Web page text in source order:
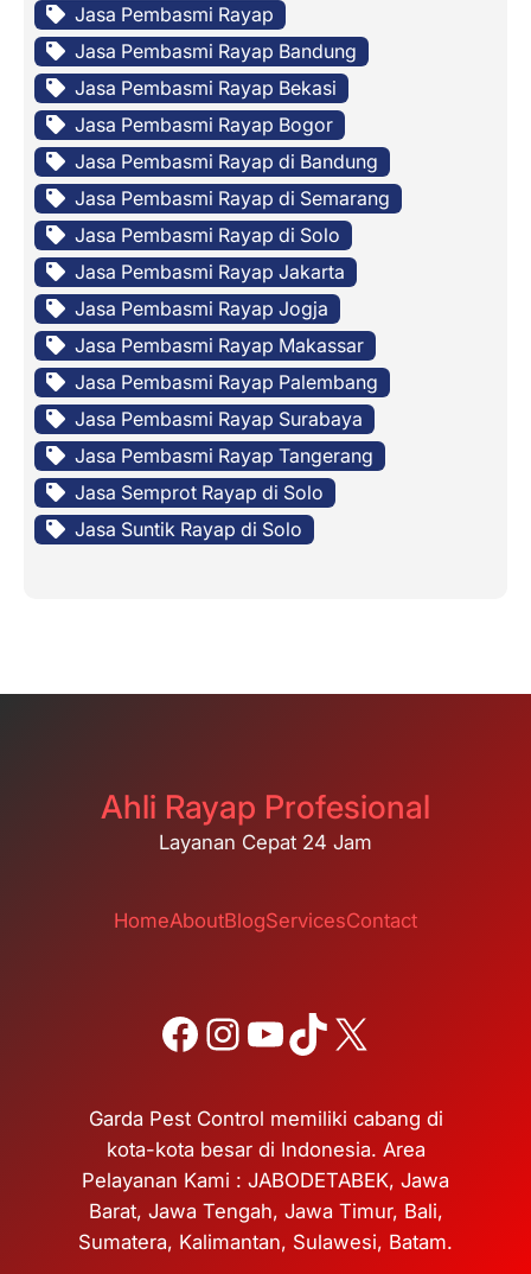
Jasa Pembasmi Rayap
Jasa Pembasmi Rayap Bandung
Jasa Pembasmi Rayap Bekasi
Jasa Pembasmi Rayap Bogor
Jasa Pembasmi Rayap di Bandung
Jasa Pembasmi Rayap di Semarang
Jasa Pembasmi Rayap di Solo
Jasa Pembasmi Rayap Jakarta
Jasa Pembasmi Rayap Jogja
Jasa Pembasmi Rayap Makassar
Jasa Pembasmi Rayap Palembang
Jasa Pembasmi Rayap Surabaya
Jasa Pembasmi Rayap Tangerang
Jasa Semprot Rayap di Solo
Jasa Suntik Rayap di Solo
Ahli Rayap Profesional
Layanan Cepat 24 Jam
HomeAboutBlogServicesContact
Facebook Instagram YouTube TikTok X
Garda Pest Control memiliki cabang di
kota-kota besar di Indonesia. Area
Pelayanan Kami : JABODETABEK, Jawa
Barat, Jawa Tengah, Jawa Timur, Bali,
Sumatera, Kalimantan, Sulawesi, Batam.